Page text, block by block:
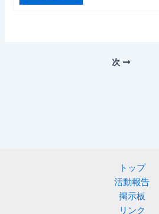
次
トップ
活動報告
掲示板
リンク